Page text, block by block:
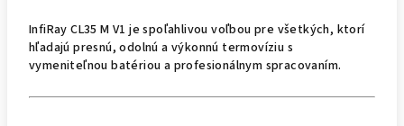
InfiRay CL35 M V1 je spoľahlivou voľbou pre všetkých, ktorí
hľadajú presnú, odolnú a výkonnú termovíziu s
vymeniteľnou batériou a profesionálnym spracovaním.